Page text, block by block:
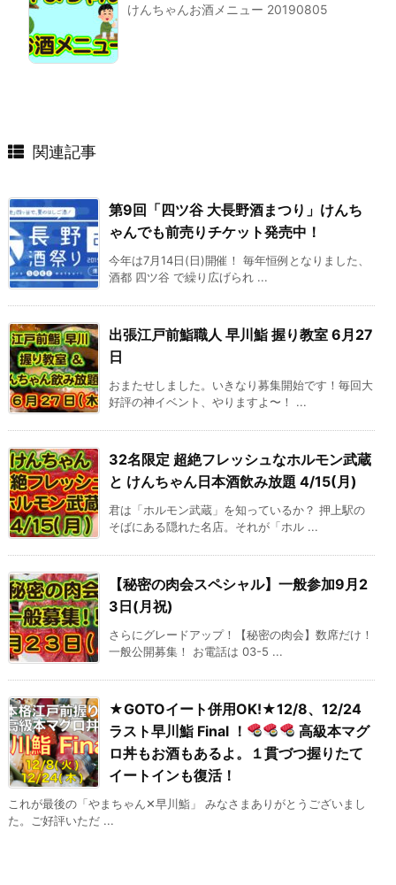
けんちゃんお酒メニュー 20190805
関連記事
第9回「四ツ谷 大長野酒まつり」けんち
ゃんでも前売りチケット発売中！
今年は7月14日(日)開催！ 毎年恒例となりました、
酒都 四ツ谷 で繰り広げられ ...
出張江戸前鮨職人 早川鮨 握り教室 6月27
日
おまたせしました。いきなり募集開始です！毎回大
好評の神イベント、やりますよ〜！ ...
32名限定 超絶フレッシュなホルモン武蔵
と けんちゃん日本酒飲み放題 4/15(月)
君は「ホルモン武蔵」を知っているか？ 押上駅の
そばにある隠れた名店。それが「ホル ...
【秘密の肉会スペシャル】一般参加9月2
3日(月祝)
さらにグレードアップ！【秘密の肉会】数席だけ！
一般公開募集！ お電話は 03-5 ...
★GOTOイート併用OK!★12/8、12/24
ラスト早川鮨 Final ！
高級本マグ
ロ丼もお酒もあるよ。１貫づつ握りたて
イートインも復活！
これが最後の「やまちゃん✕早川鮨」 みなさまありがとうございまし
た。ご好評いただ ...